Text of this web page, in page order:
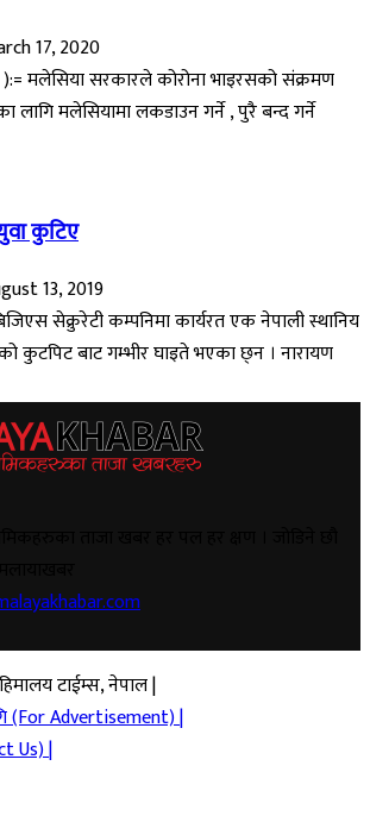
17, 2020
मलेसिया सरकारले कोरोना भाइरसको संक्रमण
लागि मलेसियामा लकडाउन गर्ने , पुरै बन्द गर्ने
कुटिए
13, 2019
सेक्रुरेटी कम्पनिमा कार्यरत एक नेपाली स्थानिय
कुटपिट बाट गम्भीर घाइते भएका छ्न । नारायण
टाईम्स, नेपाल |
(For Advertisement) |
Us) |